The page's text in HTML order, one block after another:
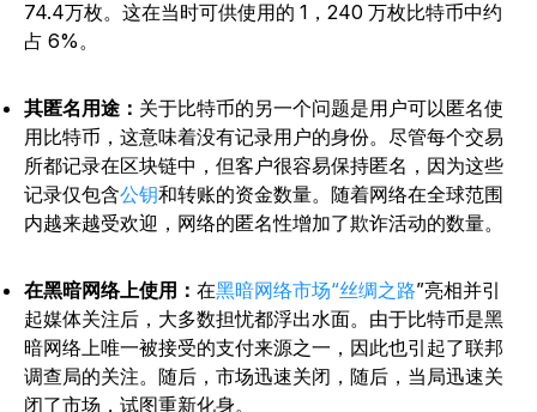
74.4万枚。这在当时可供使用的 1，240 万枚比特币中约
占 6%。
其匿名用途： 关于比特币的另一个问题是用户可以匿名使
用比特币，这意味着没有记录用户的身份。尽管每个交易
所都记录在区块链中，但客户很容易保持匿名，因为这些
记录仅包含公钥和转账的资金数量。随着网络在全球范围
内越来越受欢迎，网络的匿名性增加了欺诈活动的数量。
在黑暗网络上使用： 在黑暗网络市场“丝绸之路”亮相并引
起媒体关注后，大多数担忧都浮出水面。由于比特币是黑
暗网络上唯一被接受的支付来源之一，因此也引起了联邦
调查局的关注。随后，市场迅速关闭，随后，当局迅速关
闭了市场，试图重新化身。